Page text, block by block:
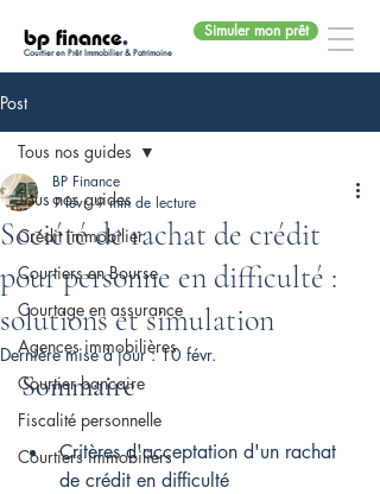
bp finance.
Courtier en Prêt Immobilier & Patrimoine
Simuler mon prêt
Post
Tous nos guides
Crédit immobilier
Courtiers en Bourse
Courtage en assurance
Agences immobilières
Courtier bancaire
Fiscalité personnelle
Courtiers immobiliers
Tous nos guides
Société de rachat de crédit
pour personne en difficulté :
solutions et simulation
BP Finance
9 févr. 9 min de lecture
Dernière mise à jour :10 févr.
Sommaire
Critères d'acceptation d'un rachat
de crédit en difficulté